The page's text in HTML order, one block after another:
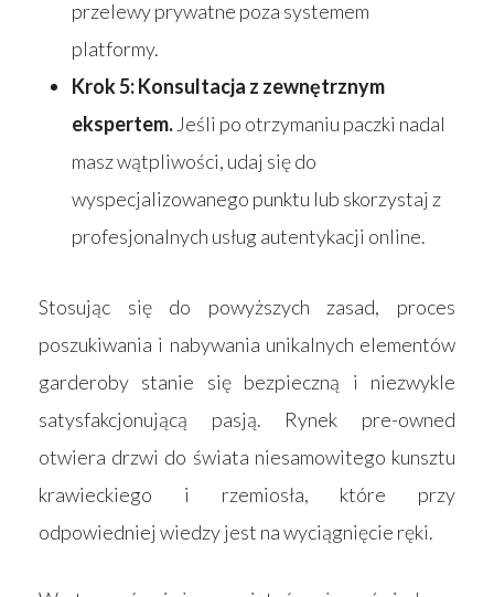
przelewy prywatne poza systemem
platformy.
Krok 5: Konsultacja z zewnętrznym
ekspertem. Jeśli po otrzymaniu paczki nadal
masz wątpliwości, udaj się do
wyspecjalizowanego punktu lub skorzystaj z
profesjonalnych usług autentykacji online.
Stosując się do powyższych zasad, proces
poszukiwania i nabywania unikalnych elementów
garderoby stanie się bezpieczną i niezwykle
satysfakcjonującą pasją. Rynek pre-owned
otwiera drzwi do świata niesamowitego kunsztu
krawieckiego i rzemiosła, które przy
odpowiedniej wiedzy jest na wyciągnięcie ręki.